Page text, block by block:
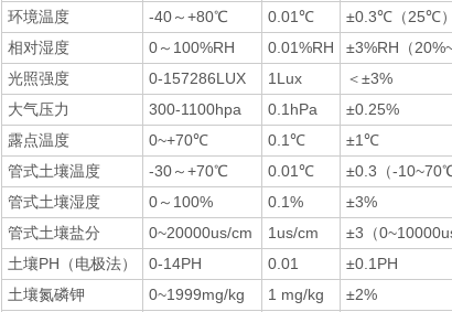
环境温度
-40～+80℃ 0.01℃
±0.3℃（25℃）
相对湿度
0～100%RH 0.01%RH
±3%RH（
光照强度
0-157286LUX 1Lux
＜±3%
大气压力
300-1100hpa 0.1hPa
±0.25%
露点温度
0~+70℃ 0.1℃
±1℃
管式土壤温度
-30～+70℃ 0.01℃
±0.3（-10~70℃
管式土壤湿度
0～100% 0.1%
±3%
管式土壤盐分
0~20000us/cm 1us/cm
±3（
土壤PH（电极法）
0-14PH 0.01
±0.1PH
土壤氮磷钾
0~1999mg/kg 1 mg/kg
±2%